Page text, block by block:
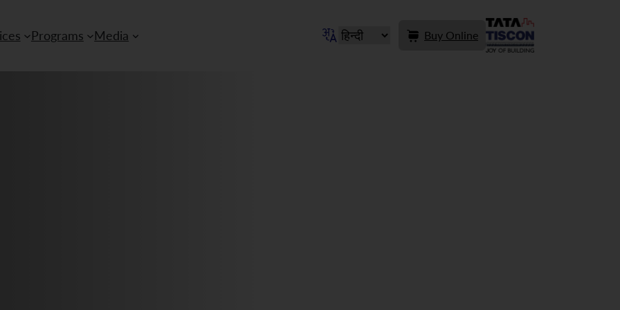
Programs Media Buy Online